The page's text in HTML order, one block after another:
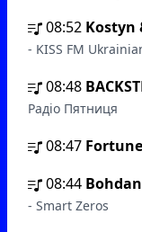
08:52 Kostyn
- KISS FM
08:48
Радіо Пятниця
08:47
08:44
- Smart Zeros